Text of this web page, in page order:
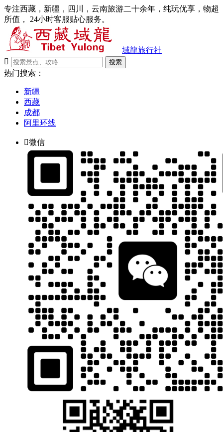
专注西藏，新疆，四川，云南旅游二十余年，纯玩优享，物超
所值， 24小时客服贴心服务。
域龍旅行社

搜索
热门搜索：
新疆
西藏
成都
阿里环线
微信